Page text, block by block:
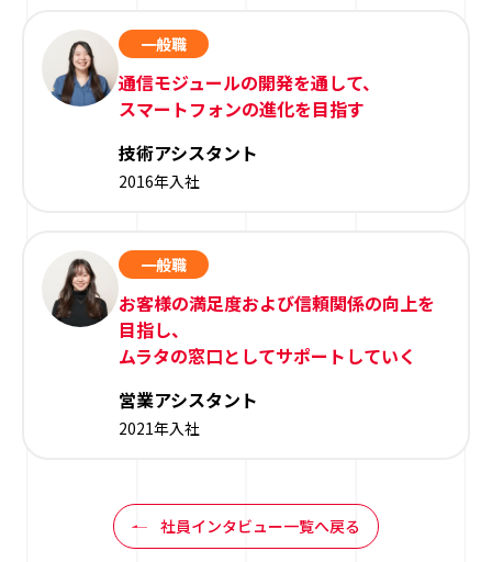
一般職
通信モジュールの開発を通して、
スマートフォンの進化を目指す
技術アシスタント
2016年入社
一般職
お客様の満足度および信頼関係の向上を
目指し、
ムラタの窓口としてサポートしていく
営業アシスタント
2021年入社
社員インタビュー一覧へ戻る